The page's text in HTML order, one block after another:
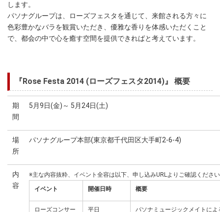
します。
パソナグループは、ローズフェスタを通じて、来館される方々に
色彩豊かなバラを観賞いただき、優雅な香りを体感いただくこと
で、都会の中で心を癒す空間を提供できればと考えています。
『Rose Festa 2014 (ローズフェスタ2014)』 概要
期
間
5月9日(金)～ 5月24日(土)
場
所
パソナグループ本部(東京都千代田区大手町2-6-4)
内
容
※主な内容抜粋、イベント全容は以下、申し込みURLよりご確認ください
イベント 開催日時 概要
ローズコンサー
平日
パソナミュージックメイトによ